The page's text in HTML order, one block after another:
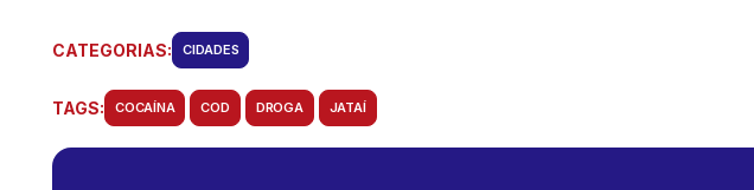
CATEGORIAS: CIDADES
TAGS: COCAÍNA COD DROGA JATAÍ